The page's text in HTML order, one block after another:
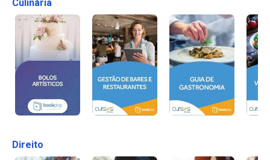
Culinária
Direito